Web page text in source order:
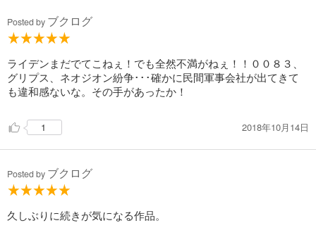
完結
機動戦士ガンダム MSV-R ジョニー・ライデンの帰還(15)
完結
Posted by ブクログ
ライデンまだでてこねぇ！でも全然不満がねぇ！！００８３、
グリプス、ネオジオン紛争･･･確かに民間軍事会社が出てきて
も違和感ないな。その手があったか！
1 2018年10月14日
Posted by ブクログ
久しぶりに続きが気になる作品。